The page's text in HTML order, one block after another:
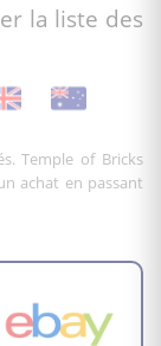
la liste des
Temple of Bricks
achat en passant